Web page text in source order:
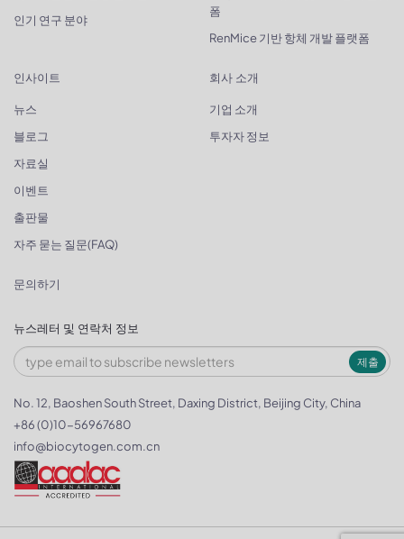
인기 연구 분야
폼
RenMice 기반 항체 개발 플랫폼
인사이트
뉴스
블로그
자료실
이벤트
출판물
자주 묻는 질문(FAQ)
회사 소개
기업 소개
투자자 정보
문의하기
뉴스레터 및 연락처 정보
제출
No. 12, Baoshen South Street, Daxing District, Beijing City, China
+86 (0)10-56967680
info@biocytogen.com.cn